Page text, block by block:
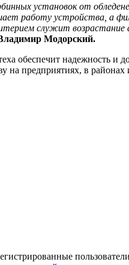
установок от
работу устройства, а
служит возрастание
Модорский.
обеспечит надежность и
на предприятиях, в районах